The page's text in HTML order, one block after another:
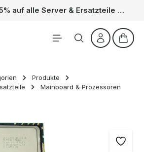
Sommer-Deal: 15% auf alle Server & Ersatzteile – Kein Code nötig, der Rabatt wird automatisch im Warenkorb abgezogen. Gültig vom 01.06. bis 31.08.
Produkte
Mainboard & Prozessoren